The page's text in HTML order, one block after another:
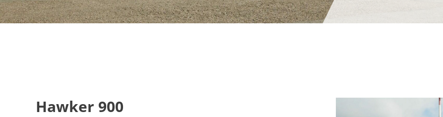
Hawker 900